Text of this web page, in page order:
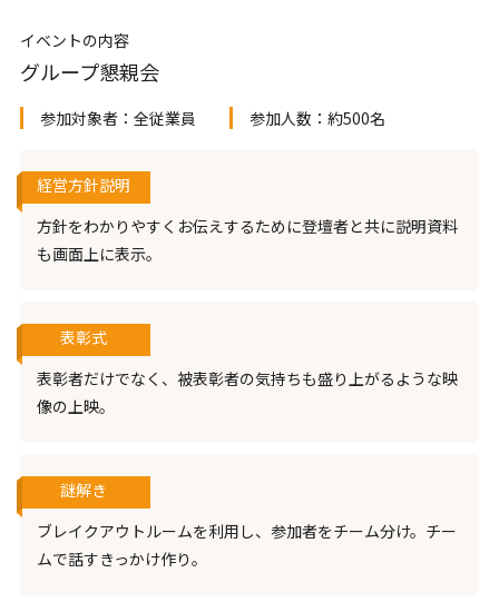
イベントの内容
グループ懇親会
参加対象者： 全従業員 参加人数： 約500名
経営方針説明
方針をわかりやすくお伝えするために登壇者と共に説明資料
も画面上に表示。
表彰式
表彰者だけでなく、被表彰者の気持ちも盛り上がるような映
像の上映。
謎解き
ブレイクアウトルームを利用し、参加者をチーム分け。チー
ムで話すきっかけ作り。